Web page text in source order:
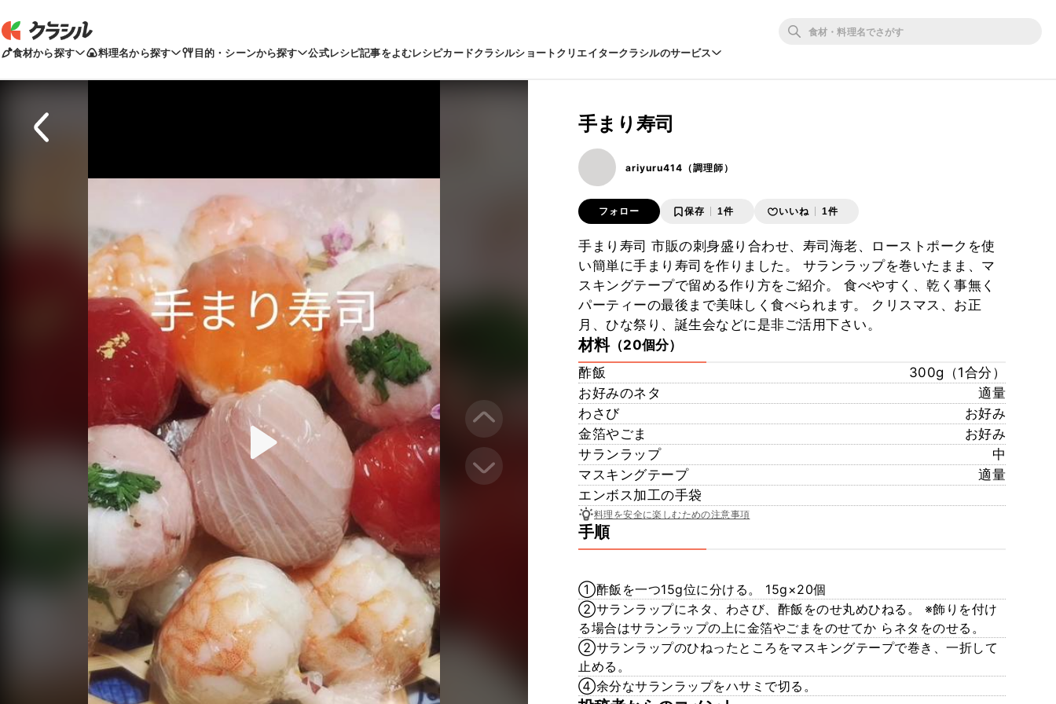
食材から探す 料理名から探す 目的・シーンから探す 公式レシピ記事をよむレシピカードクラシルショートクリエイタークラシルのサービス
手まり寿司
ariyuru414（調理師）
フォロー 保存 1件 いいね 1件
手まり寿司 市販の刺身盛り合わせ、寿司海老、ローストポークを使
い簡単に手まり寿司を作りました。 サランラップを巻いたまま、マ
スキングテープで留める作り方をご紹介。 食べやすく、乾く事無く
パーティーの最後まで美味しく食べられます。 クリスマス、お正
月、ひな祭り、誕生会などに是非ご活用下さい。
材料（20個分）
酢飯
300g（1合分）
お好みのネタ
適量
わさび
お好み
金箔やごま
お好み
サランラップ
中
マスキングテープ
適量
エンボス加工の手袋
料理を安全に楽しむための注意事項
手順
①酢飯を一つ15g位に分ける。 15g×20個
②サランラップにネタ、わさび、酢飯をのせ丸めひねる。 ※飾りを付け
る場合はサランラップの上に金箔やごまをのせてか らネタをのせる。
②サランラップのひねったところをマスキングテープで巻き、一折して
止める。
④余分なサランラップをハサミで切る。